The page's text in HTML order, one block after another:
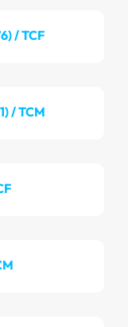
/ TCF
/ TCM